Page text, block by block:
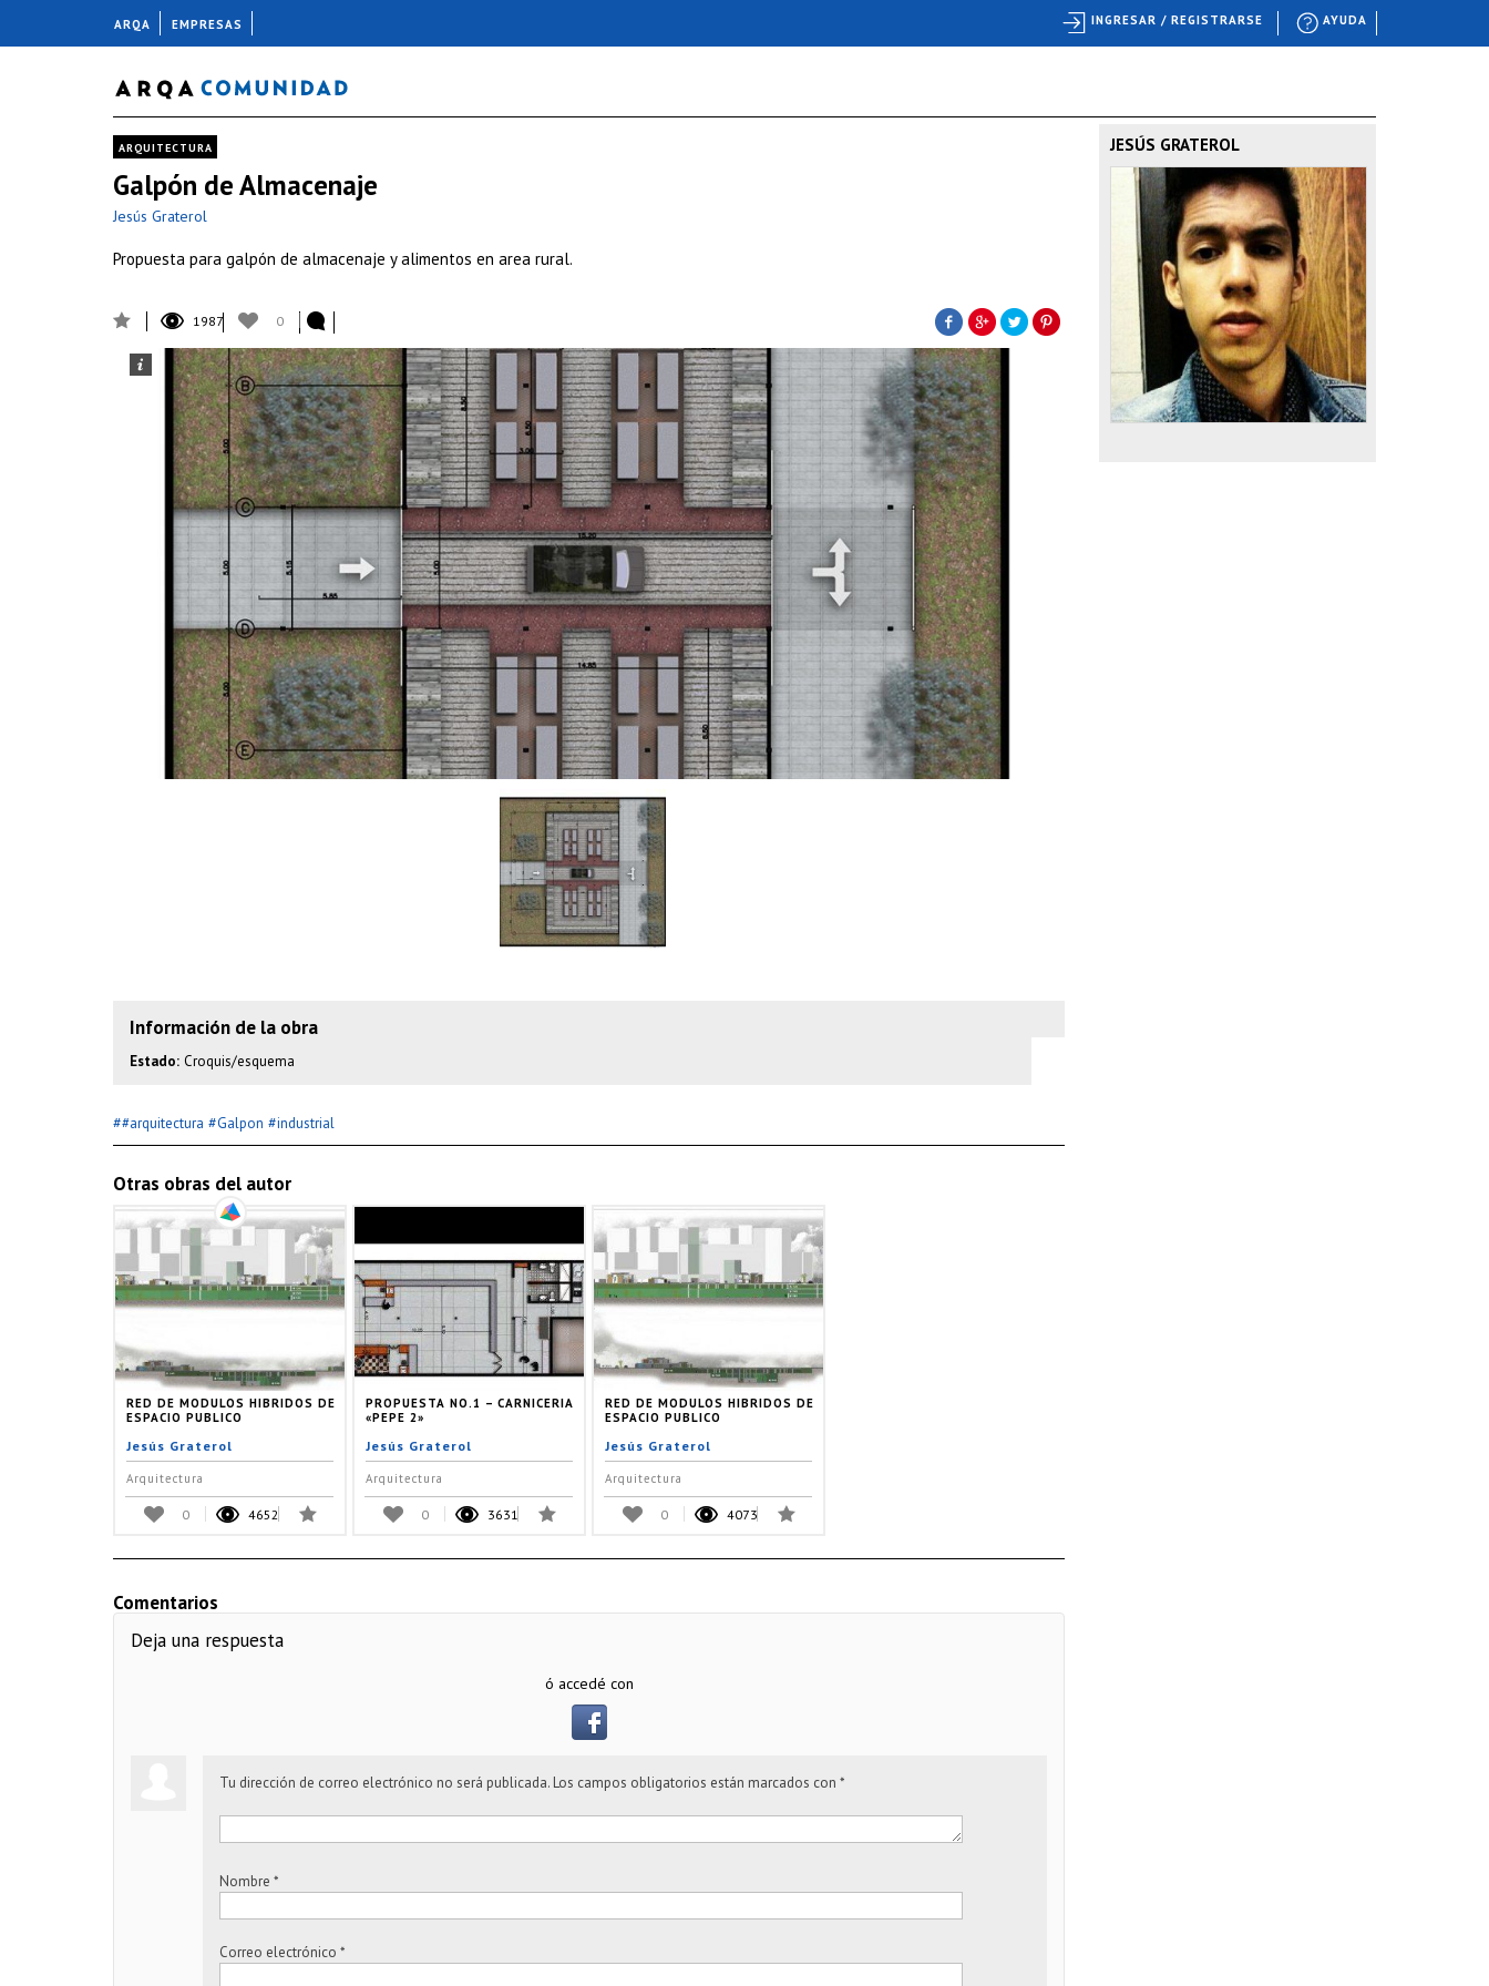
ARQUITECTURA
Galpón de Almacenaje
Jesús Graterol
Propuesta para galpón de almacenaje y alimentos en area rural.
1987 0
Información de la obra
Estado: Croquis/esquema
##arquitectura #Galpon #industrial
Otras obras del autor
RED DE MODULOS HIBRIDOS DE
ESPACIO PUBLICO
Jesús Graterol
Arquitectura
0 4652
PROPUESTA NO.1 – CARNICERIA
«PEPE 2»
Jesús Graterol
Arquitectura
0 3631
RED DE MODULOS HIBRIDOS DE
ESPACIO PUBLICO
Jesús Graterol
Arquitectura
0 4073
Comentarios
Deja una respuesta
ó accedé con
Tu dirección de correo electrónico no será publicada. Los campos obligatorios están marcados con *
Nombre *
Correo electrónico *
JESÚS GRATEROL
ARQA EMPRESAS AYUDA
INGRESAR / REGISTRARSE